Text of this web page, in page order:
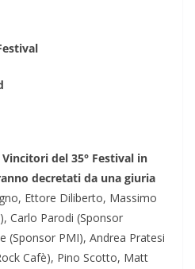
del 35° Festival in
decretati da una giuria
Ettore Diliberto, Massimo
Carlo Parodi (Sponsor
(Sponsor PMI), Andrea Pratesi
Cafè), Pino Scotto, Matt